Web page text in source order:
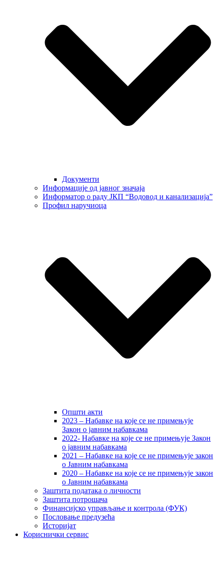
Документи
Информације од јавног значаја
Информатор о раду ЈКП “Водовод и канализација”
Профил наручиоца
Општи акти
2023 – Набавке на које се не примењује
Закон о јавним набавкама
2022- Набавке на које се не примењује Закон
о јавним набавкама
2021 – Набавке на које се не примењује закон
о Јавним набавкама
2020 – Набавке на које се не примењује закон
о Јавним набавкама
Заштита података о личности
Заштита потрошача
Финансијско управљање и контрола (ФУК)
Пословање предузећа
Историјат
Кориснички сервис